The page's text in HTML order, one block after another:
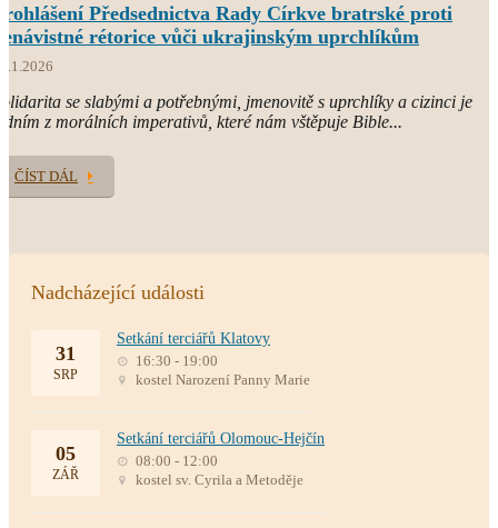
Předsednictva Rady Církve bratrské proti
rétorice vůči ukrajinským uprchlíkům
se slabými a potřebnými, jmenovitě s uprchlíky a cizinci je
z morálních imperativů, které nám vštěpuje Bible...
ČÍST DÁL
Nadcházející události
31
SRP
Setkání terciářů Klatovy
16:30 - 19:00
kostel Narození Panny Marie
05
ZÁŘ
Setkání terciářů Olomouc-Hejčín
08:00 - 12:00
kostel sv. Cyrila a Metoděje